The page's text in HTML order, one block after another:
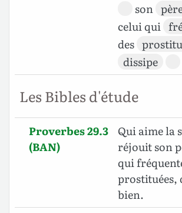
son
celui qui
des
dissipe
Les Bibles d'étude
Proverbes 29.3
(BAN)
Qui aime la
réjouit son
qui
prostituées,
bien.